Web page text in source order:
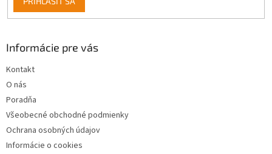
Informácie pre vás
Kontakt
O nás
Poradňa
Všeobecné obchodné podmienky
Ochrana osobných údajov
Informácie o cookies